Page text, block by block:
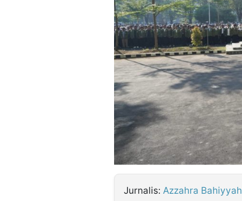
Jurnalis: Azzahra Bahiyyah